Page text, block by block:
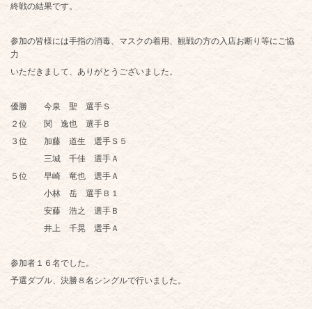
終戦の結果です。
参加の皆様には手指の消毒、マスクの着用、観戦の方の入店お断り等にご協
力
いただきまして、ありがとうございました。
優勝 今泉 聖 選手Ｓ
２位 関 逸也 選手Ｂ
３位 加藤 道生 選手Ｓ５
三城 千佳 選手Ａ
５位 早崎 竜也 選手Ａ
小林 岳 選手Ｂ１
安藤 浩之 選手Ｂ
井上 千晃 選手Ａ
参加者１６名でした。
予選ダブル、決勝８名シングルで行いました。